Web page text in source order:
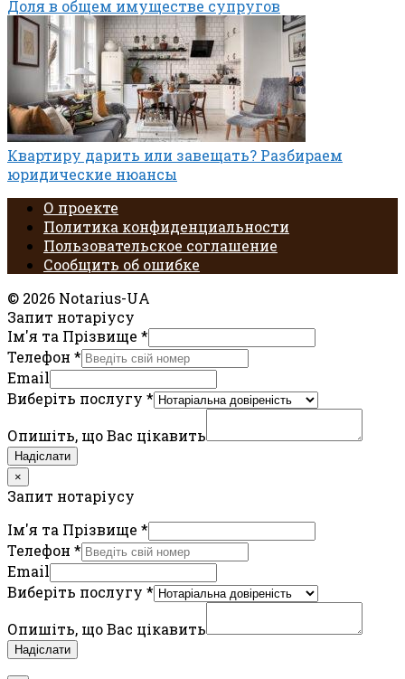
Доля в общем имуществе супругов
Квартиру дарить или завещать? Разбираем
юридические нюансы
О проекте
Политика конфиденциальности
Пользовательское соглашение
Сообщить об ошибке
© 2026 Notarius-UA
Запит нотаріусу
Ім'я та Прізвище *
Телефон *
Email
Виберіть послугу *
Опишіть, що Вас цікавить
Надіслати
×
Запит нотаріусу
Ім'я та Прізвище *
Телефон *
Email
Виберіть послугу *
Опишіть, що Вас цікавить
Надіслати